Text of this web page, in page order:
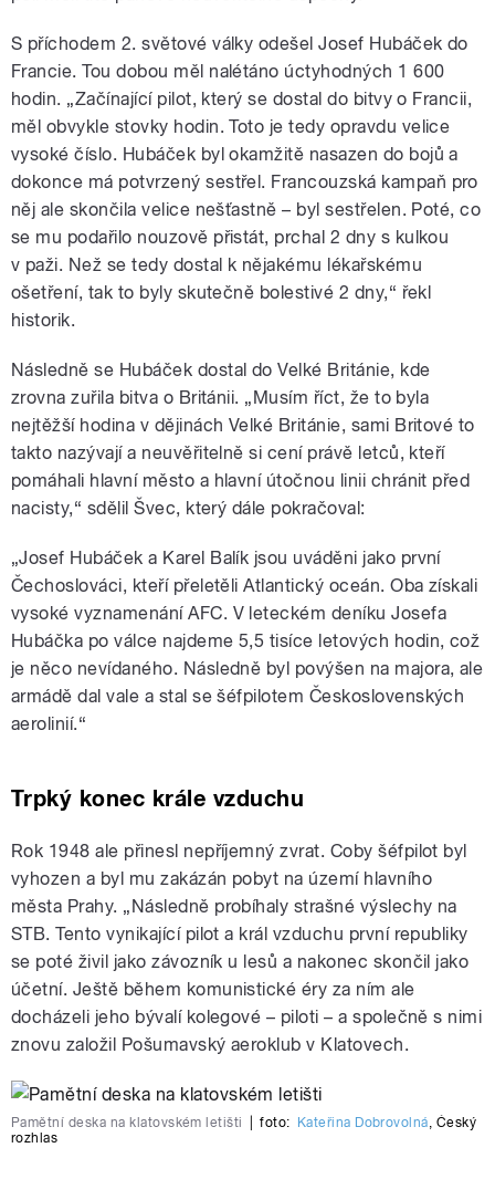
S příchodem 2. světové války odešel Josef Hubáček do
Francie. Tou dobou měl nalétáno úctyhodných 1 600
hodin. „Začínající pilot, který se dostal do bitvy o Francii,
měl obvykle stovky hodin. Toto je tedy opravdu velice
vysoké číslo. Hubáček byl okamžitě nasazen do bojů a
dokonce má potvrzený sestřel. Francouzská kampaň pro
něj ale skončila velice nešťastně – byl sestřelen. Poté, co
se mu podařilo nouzově přistát, prchal 2 dny s kulkou
v paži. Než se tedy dostal k nějakému lékařskému
ošetření, tak to byly skutečně bolestivé 2 dny,“ řekl
historik.
Následně se Hubáček dostal do Velké Británie, kde
zrovna zuřila bitva o Británii. „Musím říct, že to byla
nejtěžší hodina v dějinách Velké Británie, sami Britové to
takto nazývají a neuvěřitelně si cení právě letců, kteří
pomáhali hlavní město a hlavní útočnou linii chránit před
nacisty,“ sdělil Švec, který dále pokračoval:
„Josef Hubáček a Karel Balík jsou uváděni jako první
Čechoslováci, kteří přeletěli Atlantický oceán. Oba získali
vysoké vyznamenání AFC. V leteckém deníku Josefa
Hubáčka po válce najdeme 5,5 tisíce letových hodin, což
je něco nevídaného. Následně byl povýšen na majora, ale
armádě dal vale a stal se šéfpilotem Československých
aerolinií.“
Trpký konec krále vzduchu
Rok 1948 ale přinesl nepříjemný zvrat. Coby šéfpilot byl
vyhozen a byl mu zakázán pobyt na území hlavního
města Prahy. „Následně probíhaly strašné výslechy na
STB. Tento vynikající pilot a král vzduchu první republiky
se poté živil jako závozník u lesů a nakonec skončil jako
účetní. Ještě během komunistické éry za ním ale
docházeli jeho bývalí kolegové – piloti – a společně s nimi
znovu založil Pošumavský aeroklub v Klatovech.
Pamětní deska na klatovském letišti foto: Kateřina Dobrovolná, Český
rozhlas